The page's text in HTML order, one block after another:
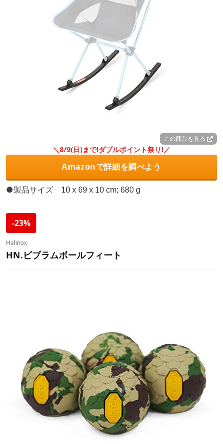
この商品を見る
＼8/9(日)まで!ダブルポイント祭り!／
Amazonで詳細を調べよう
●製品サイズ ‎10 x 69 x 10 cm; 680 g
-23%
Helinox
HN.ビブラムボールフィート